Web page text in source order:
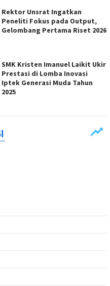
Rektor Unsrat Ingatkan
Peneliti Fokus pada Output,
Gelombang Pertama Riset 2026
SMK Kristen Imanuel Laikit Ukir
Prestasi di Lomba Inovasi
Iptek Generasi Muda Tahun
2025